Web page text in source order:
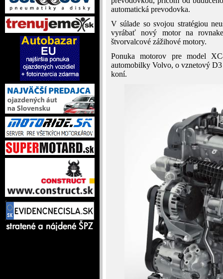
automatická prevodovka.
V súlade so svojou stratégiou
vyrábať nový motor na
štvorvalcové zážihové motory.
Ponuka motorov pre model
automobilky Volvo, o vznetový
koní.